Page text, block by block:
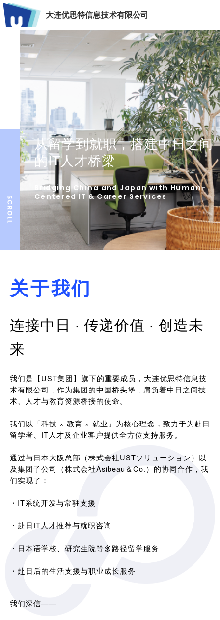
大连优思特信息技术有限公司
从留学到就职，搭建中日之间
的IT人才桥梁
Bridging China and Japan with Human-
Centered IT & Career Services
关于我们
连接中日 · 传递价值 · 创造未
来
我们是【UST集团】旗下的重要成员，大连优思特信息技
术有限公司，作为集团的中国桥头堡，肩负着中日之间技
术、人才与教育资源桥接的使命。
我们以「科技 × 教育 × 就业」为核心理念，致力于为赴日
留学者、IT人才及企业客户提供全方位支持服务。
通过与日本大阪总部（株式会社USTソリューション）以
及集团子公司（株式会社Asibeau＆Co.）的协同合作，我
们实现了：
・IT系统开发与常驻支援
・赴日IT人才推荐与就职咨询
・日本语学校、研究生院等多路径留学服务
・赴日后的生活支援与职业成长服务
我们深信——